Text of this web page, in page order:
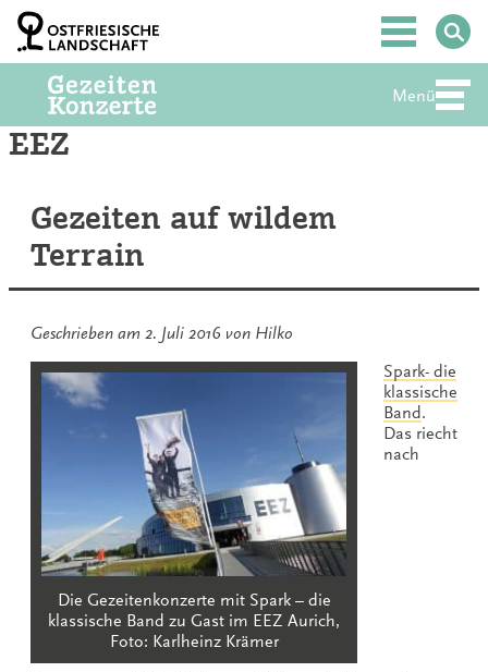
Zum
Inhalt
springen
Hauptmenü
Menü
EEZ
Gezeiten auf wildem
Terrain
Geschrieben am 2. Juli 2016 von Hilko
Die Gezeitenkonzerte mit Spark – die
klassische Band zu Gast im EEZ Aurich,
Foto: Karlheinz Krämer
Spark- die
klassische
Band .
Das riecht
nach